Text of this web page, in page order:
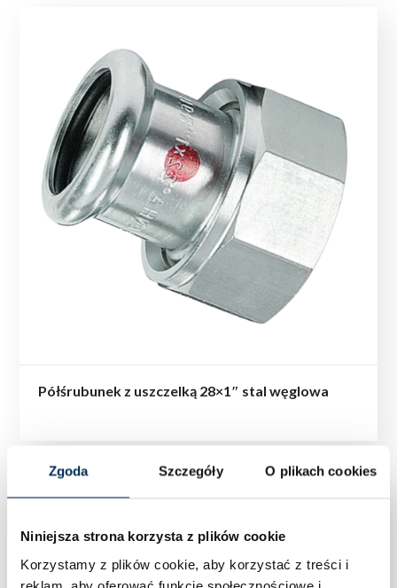
Zgoda Szczegóły O plikach cookies
Niniejsza strona korzysta z plików cookie
Korzystamy z plików cookie, aby korzystać z treści i
reklam, aby oferować funkcje społecznościowe i
Półśrubunek z uszczelką 28×1″ stal węglowa